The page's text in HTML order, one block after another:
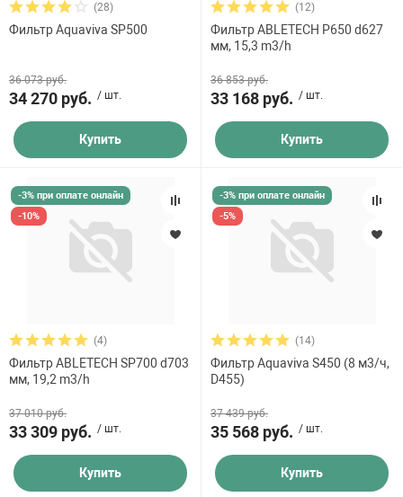
(28)
Фильтр Aquaviva SP500
36 073 руб.
34 270 руб. / шт.
Купить
(12)
Фильтр ABLETECH P650 d627
мм, 15,3 m3/h
36 853 руб.
33 168 руб. / шт.
Купить
-3% при оплате онлайн
-10%
(4)
Фильтр ABLETECH SP700 d703
мм, 19,2 m3/h
37 010 руб.
33 309 руб. / шт.
Купить
-3% при оплате онлайн
-5%
(14)
Фильтр Aquaviva S450 (8 м3/ч,
D455)
37 439 руб.
35 568 руб. / шт.
Купить